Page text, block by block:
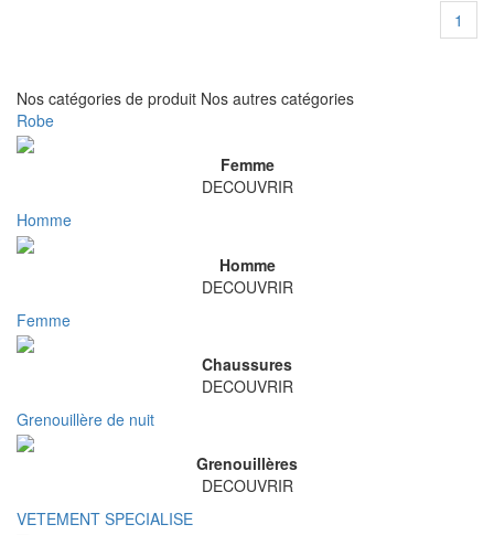
1
Nos catégories de produit Nos autres catégories
Robe
Femme
DECOUVRIR
Homme
Homme
DECOUVRIR
Femme
Chaussures
DECOUVRIR
Grenouillère de nuit
Grenouillères
DECOUVRIR
VETEMENT SPECIALISE